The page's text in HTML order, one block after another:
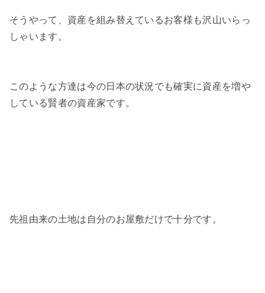
そうやって、資産を組み替えているお客様も沢山いらっ
しゃいます。
このような方達は今の日本の状況でも確実に資産を増や
している賢者の資産家です。
先祖由来の土地は自分のお屋敷だけで十分です。